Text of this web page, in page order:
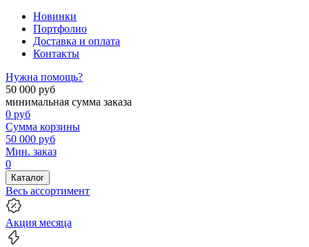
Новинки
Портфолио
Доставка и оплата
Контакты
Нужна помощь?
50 000 руб
минимальная сумма заказа
0 руб
Сумма корзины
50 000 руб
Мин. заказ
0
Каталог
Весь ассортимент
Акция месяца